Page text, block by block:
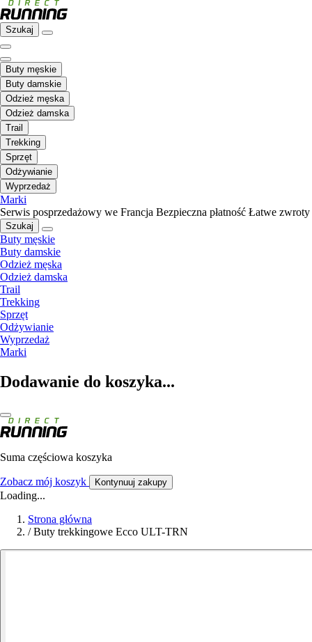
Szukaj
Buty męskie
Buty damskie
Odzież męska
Odzież damska
Trail
Trekking
Sprzęt
Odżywianie
Wyprzedaż
Marki
Serwis posprzedażowy we Francja Bezpieczna płatność Łatwe zwroty
Szukaj
Buty męskie
Buty damskie
Odzież męska
Odzież damska
Trail
Trekking
Sprzęt
Odżywianie
Wyprzedaż
Marki
Dodawanie do koszyka...
Suma częściowa koszyka
Zobacz mój koszyk Kontynuuj zakupy
Loading...
Strona główna
/ Buty trekkingowe Ecco ULT-TRN